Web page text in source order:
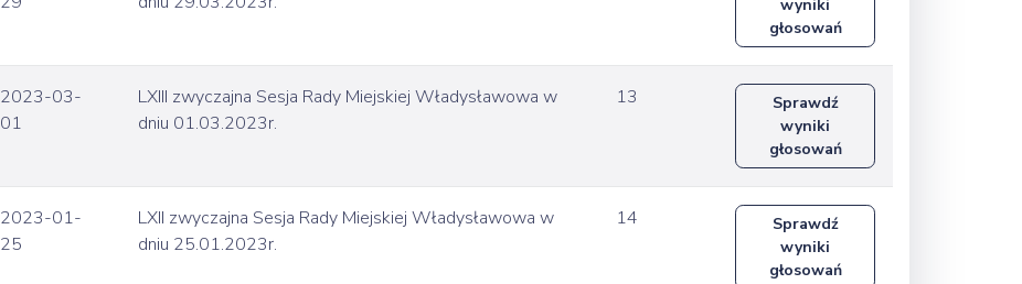
wyniki
głosowań
2023-03-
01
LXIII zwyczajna Sesja Rady Miejskiej Władysławowa w
dniu 01.03.2023r.
13
Sprawdź
wyniki
głosowań
2023-01-
25
LXII zwyczajna Sesja Rady Miejskiej Władysławowa w
dniu 25.01.2023r.
14
Sprawdź
wyniki
głosowań